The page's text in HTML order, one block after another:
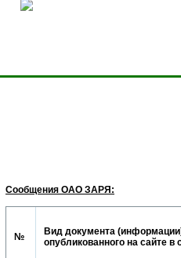
Сообщения ОАО ЗАРЯ:
№
Вид документа
опубликованного на сайте в